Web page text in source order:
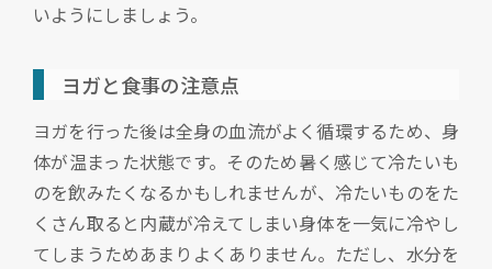
いようにしましょう。
ヨガと食事の注意点
ヨガを行った後は全身の血流がよく循環するため、身
体が温まった状態です。そのため暑く感じて冷たいも
のを飲みたくなるかもしれませんが、冷たいものをた
くさん取ると内蔵が冷えてしまい身体を一気に冷やし
てしまうためあまりよくありません。ただし、水分を